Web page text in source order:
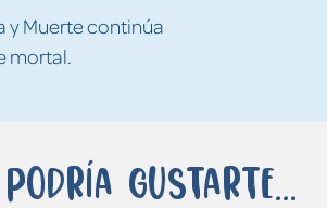
y Muerte continúa
mortal.
podría gustarte...